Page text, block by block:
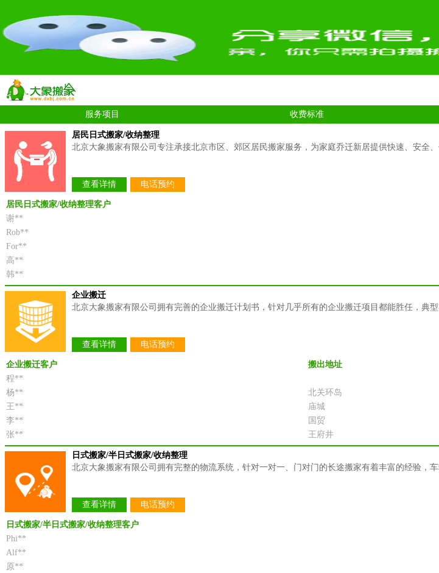
服务项目
收费标准
居民日式搬家/收纳整理
北京大象搬家有限公司专注承接北京市区、郊区居民搬家服务，为家庭乔迁新居提供快速、安全
查看详情 电话预约
居民日式搬家/收纳整理客户
谢**
Rob**
For**
高**
韩**
企业搬迁
北京大象搬家有限公司拥有完善的企业搬迁计划书，针对几乎所有的企业搬迁项目都能胜任，典
查看详情 电话预约
企业搬迁客户 搬出地址
程**
杨**
北关环岛
王**
庙城
李**
国贸
张**
王府井
日式搬家/半日式搬家/收纳整理
北京大象搬家有限公司拥有完整的物流系统，针对一对一、门对门的长途搬家有着丰富的经验，
查看详情 电话预约
日式搬家/半日式搬家/收纳整理客户
Phi**
Alf**
原**